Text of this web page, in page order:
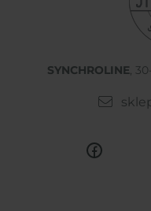
SYNCHROLINE,